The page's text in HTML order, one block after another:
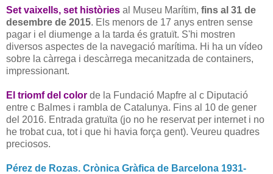
Set vaixells, set històries al Museu Marítim, fins al 31 de
desembre de 2015. Els menors de 17 anys entren sense
pagar i el diumenge a la tarda és gratuït. S'hi mostren
diversos aspectes de la navegació marítima. Hi ha un vídeo
sobre la càrrega i descàrrega mecanitzada de containers,
impressionant.
El triomf del color de la Fundació Mapfre al c Diputació
entre c Balmes i rambla de Catalunya. Fins al 10 de gener
del 2016. Entrada gratuïta (jo no he reservat per internet i no
he trobat cua, tot i que hi havia força gent). Veureu quadres
preciosos.
Pérez de Rozas. Crònica Gràfica de Barcelona 1931-